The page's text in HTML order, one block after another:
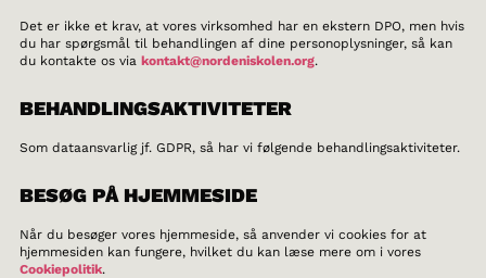
Det er ikke et krav, at vores virksomhed har en ekstern DPO, men hvis
du har spørgsmål til behandlingen af dine personoplysninger, så kan
du kontakte os via kontakt@nordeniskolen.org.
BEHANDLINGSAKTIVITETER
Som dataansvarlig jf. GDPR, så har vi følgende behandlingsaktiviteter.
BESØG PÅ HJEMMESIDE
Når du besøger vores hjemmeside, så anvender vi cookies for at
hjemmesiden kan fungere, hvilket du kan læse mere om i vores
Cookiepolitik.